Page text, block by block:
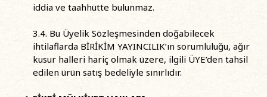
iddia ve taahhütte bulunmaz.
3.4. Bu Üyelik Sözleşmesinden doğabilecek
ihtilaflarda BİRİKİM YAYINCILIK’ın sorumluluğu, ağır
kusur halleri hariç olmak üzere, ilgili ÜYE’den tahsil
edilen ürün satış bedeliyle sınırlıdır.